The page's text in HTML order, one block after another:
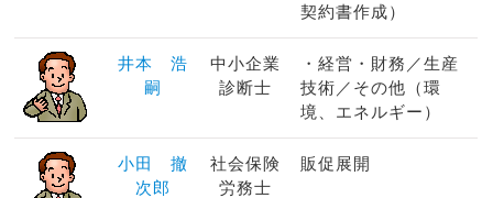
契約書作成）
井本 浩
嗣
中小企業
診断士
・経営・財務／生産
技術／その他（環
境、エネルギー）
小田 撤
次郎
社会保険
労務士
販促展開